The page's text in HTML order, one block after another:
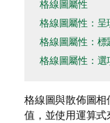
格線圖屬性
格線圖屬性：呈
格線圖屬性：標
格線圖屬性：選
格線圖與散佈圖
值，並使用運算